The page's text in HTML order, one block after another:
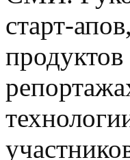
старт-